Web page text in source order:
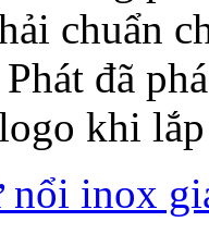
chuẩn
đã
khi
nổi inox